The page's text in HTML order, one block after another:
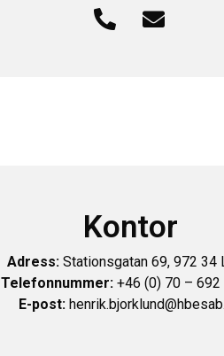
Kontor
Adress:Stationsgatan 69, 972 34
Telefonnummer: +46 (0) 70 – 692
E-post: